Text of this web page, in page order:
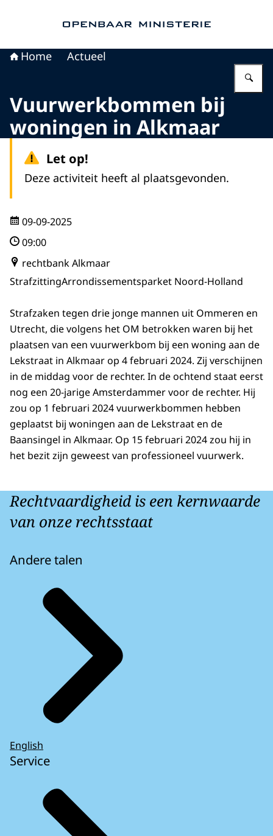
Home Actueel
Vuurwerkbommen bij
woningen in Alkmaar
Let op!
Deze activiteit heeft al plaatsgevonden.
09-09-2025
09:00
rechtbank Alkmaar
StrafzittingArrondissementsparket Noord-Holland
Strafzaken tegen drie jonge mannen uit Ommeren en
Utrecht, die volgens het OM betrokken waren bij het
plaatsen van een vuurwerkbom bij een woning aan de
Lekstraat in Alkmaar op 4 februari 2024. Zij verschijnen
in de middag voor de rechter. In de ochtend staat eerst
nog een 20-jarige Amsterdammer voor de rechter. Hij
zou op 1 februari 2024 vuurwerkbommen hebben
geplaatst bij woningen aan de Lekstraat en de
Baansingel in Alkmaar. Op 15 februari 2024 zou hij in
het bezit zijn geweest van professioneel vuurwerk.
Rechtvaardigheid is een kernwaarde
van onze rechtsstaat
Andere talen
English
Service